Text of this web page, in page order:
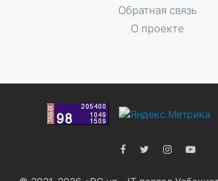
Обратная связь
О проекте